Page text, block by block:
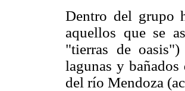
Dentro del grupo
aquellos que se
"tierras de
lagunas y
del río Mendoza